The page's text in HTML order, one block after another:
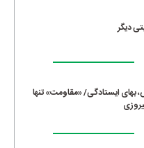
دیگر
بهای ایستادگی/ «مقاومت» تنها